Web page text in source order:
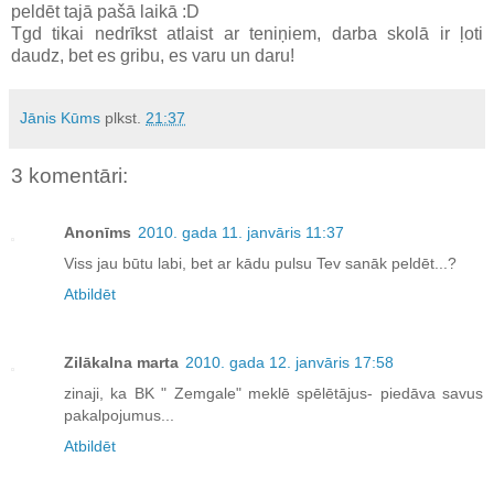
peldēt tajā pašā laikā :D
Tgd tikai nedrīkst atlaist ar teniņiem, darba skolā ir ļoti
daudz, bet es gribu, es varu un daru!
Jānis Kūms plkst. 21:37
3 komentāri:
Anonīms 2010. gada 11. janvāris 11:37
Viss jau būtu labi, bet ar kādu pulsu Tev sanāk peldēt...?
Atbildēt
Zilākalna marta 2010. gada 12. janvāris 17:58
zinaji, ka BK " Zemgale" meklē spēlētājus- piedāva savus
pakalpojumus...
Atbildēt